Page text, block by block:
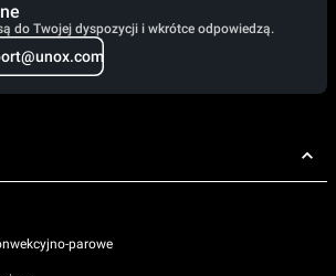
do Twojej dyspozycji i wkrótce odpowiedzą.
parowe